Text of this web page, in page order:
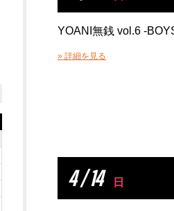
YOANI無銭 vol.6 -
» 詳細を見る
4 / 14 日